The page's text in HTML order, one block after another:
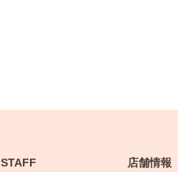
STAFF 店舗情報